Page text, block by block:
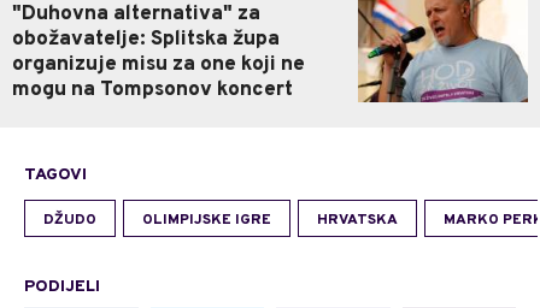
"Duhovna alternativa" za
obožavatelje: Splitska župa
organizuje misu za one koji ne
mogu na Tompsonov koncert
TAGOVI
DŽUDO OLIMPIJSKE IGRE HRVATSKA MARKO
PODIJELI